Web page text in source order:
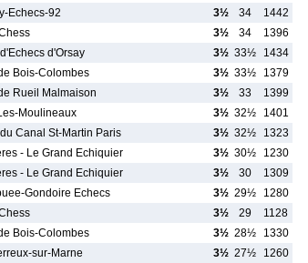
Echecs-92 3½ 34
1442
3½ 34
1396
d'Orsay 3½ 33½
1434
Bois-Colombes 3½ 33½
1379
Rueil Malmaison 3½ 33
1399
Moulineaux 3½ 32½
1401
Canal St-Martin Paris 3½ 32½
1323
- Le Grand Echiquier 3½ 30½
1230
- Le Grand Echiquier 3½ 30
1309
Gondoire Echecs 3½ 29½
1280
3½ 29
1128
Bois-Colombes 3½ 28½
1330
sur-Marne 3½ 27½
1260